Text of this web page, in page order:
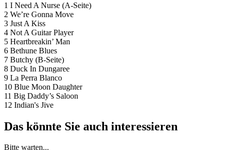
1 I Need A Nurse (A-Seite)
2 We’re Gonna Move
3 Just A Kiss
4 Not A Guitar Player
5 Heartbreakin’ Man
6 Bethune Blues
7 Butchy (B-Seite)
8 Duck In Dungaree
9 La Perra Blanco
10 Blue Moon Daughter
11 Big Daddy’s Saloon
12 Indian's Jive
Das könnte Sie auch interessieren
Bitte warten...